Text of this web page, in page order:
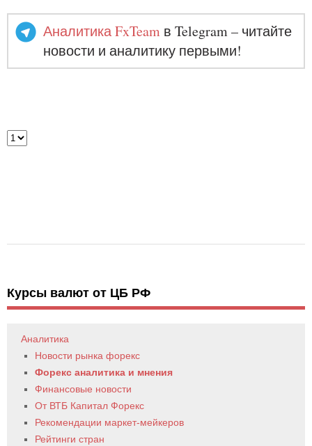
Аналитика FxTeam в Telegram – читайте
новости и аналитику первыми!
Курсы валют от ЦБ РФ
Аналитика
Новости рынка форекс
Форекс аналитика и мнения
Финансовые новости
От ВТБ Капитал Форекс
Рекомендации маркет-мейкеров
Рейтинги стран